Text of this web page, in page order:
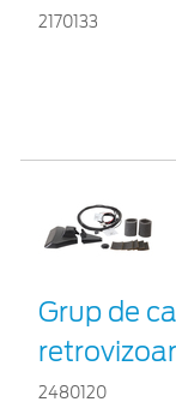
2170133
Grup de
2480120